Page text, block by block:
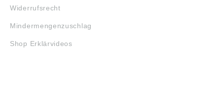
Widerrufsrecht
Mindermengenzuschlag
Shop Erklärvideos